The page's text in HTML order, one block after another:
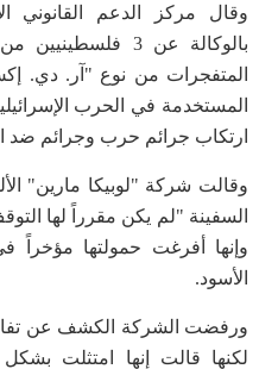
وقال مركز الدعم القانوني
بالوكالة عن 3
المتفجرات من نوع "آر. دي.
المستخدمة في الحرب
ارتكاب جرائم حرب وجرائم ضد
وقالت شركة "لوبيكا مارين"
السفينة "لم يكن مقرراً لها
وإنها أفرغت حمولتها مؤخراً
الأسود.
ورفضت الشركة الكشف عن
لكنها قالت إنها امتثلت بشكل